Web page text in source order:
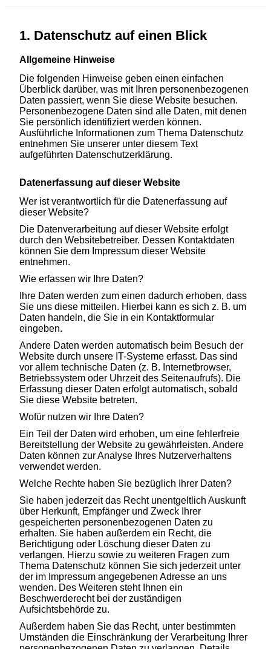
1. Datenschutz auf einen Blick
Allgemeine Hinweise
Die folgenden Hinweise geben einen einfachen
Überblick darüber, was mit Ihren personenbezogenen
Daten passiert, wenn Sie diese Website besuchen.
Personenbezogene Daten sind alle Daten, mit denen
Sie persönlich identifiziert werden können.
Ausführliche Informationen zum Thema Datenschutz
entnehmen Sie unserer unter diesem Text
aufgeführten Datenschutzerklärung.
Datenerfassung auf dieser Website
Wer ist verantwortlich für die Datenerfassung auf
dieser Website?
Die Datenverarbeitung auf dieser Website erfolgt
durch den Websitebetreiber. Dessen Kontaktdaten
können Sie dem Impressum dieser Website
entnehmen.
Wie erfassen wir Ihre Daten?
Ihre Daten werden zum einen dadurch erhoben, dass
Sie uns diese mitteilen. Hierbei kann es sich z. B. um
Daten handeln, die Sie in ein Kontaktformular
eingeben.
Andere Daten werden automatisch beim Besuch der
Website durch unsere IT-Systeme erfasst. Das sind
vor allem technische Daten (z. B. Internetbrowser,
Betriebssystem oder Uhrzeit des Seitenaufrufs). Die
Erfassung dieser Daten erfolgt automatisch, sobald
Sie diese Website betreten.
Wofür nutzen wir Ihre Daten?
Ein Teil der Daten wird erhoben, um eine fehlerfreie
Bereitstellung der Website zu gewährleisten. Andere
Daten können zur Analyse Ihres Nutzerverhaltens
verwendet werden.
Welche Rechte haben Sie bezüglich Ihrer Daten?
Sie haben jederzeit das Recht unentgeltlich Auskunft
über Herkunft, Empfänger und Zweck Ihrer
gespeicherten personenbezogenen Daten zu
erhalten. Sie haben außerdem ein Recht, die
Berichtigung oder Löschung dieser Daten zu
verlangen. Hierzu sowie zu weiteren Fragen zum
Thema Datenschutz können Sie sich jederzeit unter
der im Impressum angegebenen Adresse an uns
wenden. Des Weiteren steht Ihnen ein
Beschwerderecht bei der zuständigen
Aufsichtsbehörde zu.
Außerdem haben Sie das Recht, unter bestimmten
Umständen die Einschränkung der Verarbeitung Ihrer